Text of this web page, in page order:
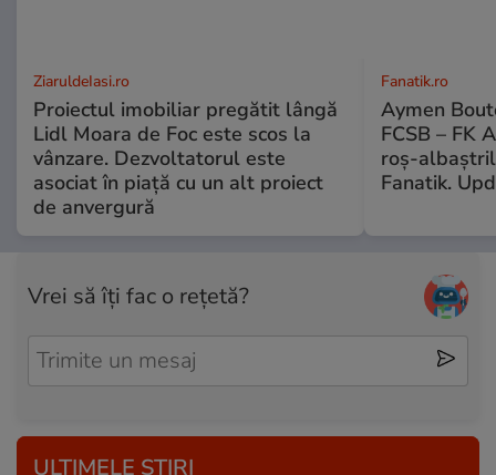
ZiaruldeIasi.ro
Proiectul imobiliar pregătit lângă
Lidl Moara de Foc este scos la
vânzare. Dezvoltatorul este
asociat în piață cu un alt proiect
de anvergură
Fanatik.ro
Aymen
FCSB – FK
roș-
Fanatik.
Vrei să îți fac o rețetă?
ULTIMELE ȘTIRI